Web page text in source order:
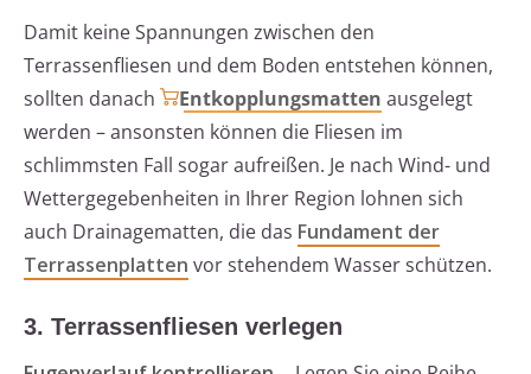
Damit keine Spannungen zwischen den
Terrassenfliesen und dem Boden entstehen können,
sollten danach
Entkopplungsmatten ausgelegt
werden – ansonsten können die Fliesen im
schlimmsten Fall sogar aufreißen. Je nach Wind- und
Wettergegebenheiten in Ihrer Region lohnen sich
auch Drainagematten, die das Fundament der
Terrassenplatten vor stehendem Wasser schützen.
3. Terrassenfliesen verlegen